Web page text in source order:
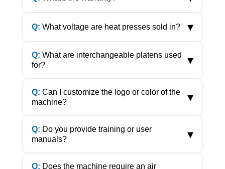
Q: What voltage are heat presses sold in? ▾
Q: What are interchangeable platens used
for?
▾
Q: Can I customize the logo or color of the
machine?
▾
Q: Do you provide training or user
manuals?
▾
Q: Does the machine require an air